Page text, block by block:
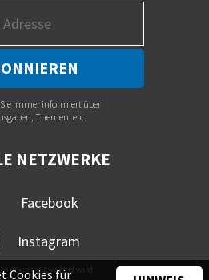
Sie immer informiert über
Themen, etc.
NETZWERKE
Facebook
Instagram
neuem Newsfeed wird
Cookies für